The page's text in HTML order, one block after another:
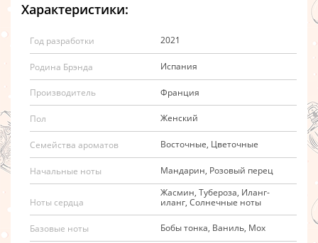
Характеристики:
Год разработки 2021
Родина Брэнда Испания
Производитель Франция
Пол Женский
Семейства ароматов Восточные, Цветочные
Начальные ноты Мандарин, Розовый перец
Ноты сердца
Жасмин, Тубероза, Иланг-
иланг, Солнечные ноты
Базовые ноты Бобы тонка, Ваниль, Мох